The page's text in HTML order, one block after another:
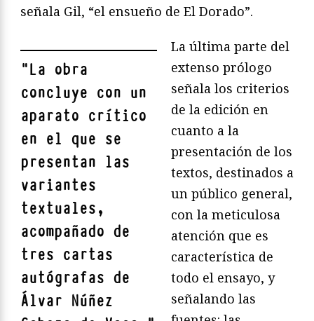
señala Gil, “el ensueño de El Dorado”.
"La obra
concluye con un
aparato crítico
en el que se
presentan las
variantes
textuales,
acompañado de
tres cartas
autógrafas de
Álvar Núñez
La última parte del
extenso prólogo
señala los criterios
de la edición en
cuanto a la
presentación de los
textos, destinados a
un público general,
con la meticulosa
atención que es
característica de
todo el ensayo, y
señalando las